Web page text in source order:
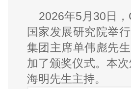
2026年5月30日
国家发展研究院举
集团主席单伟彪先
加了颁奖仪式。本
海明先生主持。